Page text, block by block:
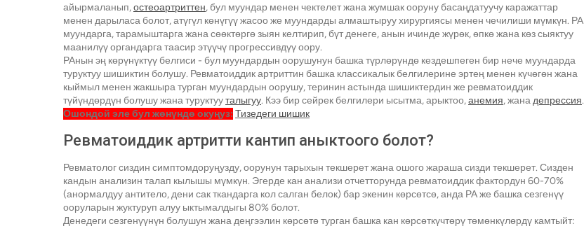
айырмаланып,остеоартриттен, бул муундар менен чектелет жана жумшак ооруну басаңдатуучу каражаттар
менен дарыласа болот, атүгүл көнүгүү жасоо же муундарды алмаштыруу хирургиясы менен чечилиши мүмкүн. РА
муундарга, тарамыштарга жана сөөктөргө зыян келтирип, бүт денеге, анын ичинде жүрөк, өпкө жана көз сыяктуу
маанилүү органдарга таасир этүүчү прогрессивдүү оору.
РАнын эң көрүнүктүү белгиси - бул муундардын оорушунун башка түрлөрүндө кездешпеген бир нече муундарда
туруктуу шишиктин болушу. Ревматоиддик артриттин башка классикалык белгилерине эртең менен күчөгөн жана
кыймыл менен жакшыра турган муундардын оорушу, теринин астында шишиктердин же ревматоиддик
түйүндөрдүн болушу жана туруктууталыгуу. Кээ бир сейрек белгилери ысытма, арыктоо,анемия, жанадепрессия.
Ошондой эле бул жөнүндө окуңуз: Тизедеги шишик
Ревматоиддик артритти кантип аныктоого болот?
Ревматолог сиздин симптомдоруңузду, оорунун тарыхын текшерет жана ошого жараша сизди текшерет. Сизден
кандын анализин талап кылышы мүмкүн. Эгерде кан анализи отчетторунда ревматоиддик фактордун 60-70%
(анормалдуу антитело, дени сак ткандарга кол салган белок) бар экенин көрсөтсө, анда РА же башка сезгенүү
ооруларын жуктуруп алуу ыктымалдыгы 80% болот.
Денедеги сезгенүүнүн болушун жана деңгээлин көрсөтө турган башка кан көрсөткүчтөрү төмөнкүлөрдү камтыйт: